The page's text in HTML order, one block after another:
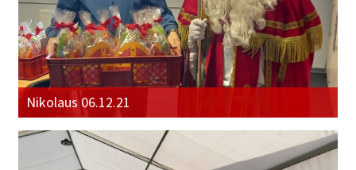
Nikolaus 06.12.21